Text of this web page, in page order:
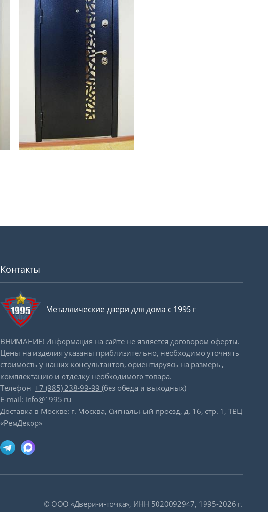
Контакты
Металлические двери для дома с 1995 г
ВНИМАНИЕ! Информация на сайте не является договором оферты.
Цены на изделия указаны приблизительно, необходимо уточнять
стоимость у наших консультантов, ориентируясь на размеры,
комплектацию и отделку необходимого товара.
Телефон: +7 (985) 238-99-99 (без обеда и выходных)
E-mail: info@1995.ru
Доставка в Москве: г. Москва, Сигнальный проезд, д. 16, стр. 1, ТВЦ
«РемДекор»
© ООО «Двери-и-точка», ИНН 5020092947, 1995-2026 г.